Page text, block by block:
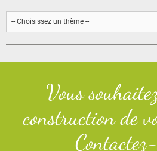
Vous
construction de